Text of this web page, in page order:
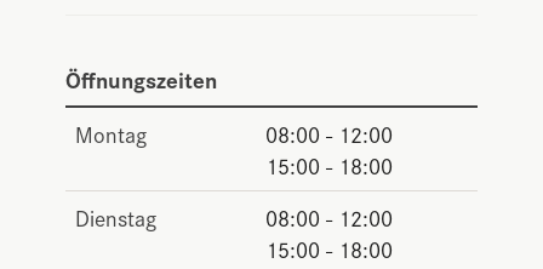
Öffnungszeiten
Montag
08:00 - 12:00
15:00 - 18:00
Dienstag
08:00 - 12:00
15:00 - 18:00